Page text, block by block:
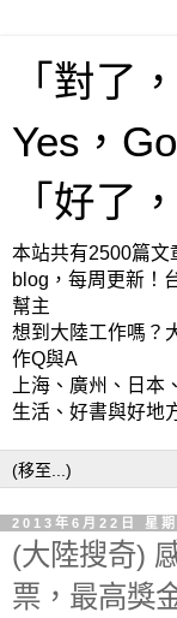
「對了
Yes，
「好了
本站共有2500篇文
blog，每周更新！
幫主
想到大陸工作嗎？
作Q與A
上海、廣州、日本
生活、好書與好地
2013年6月22日 星期
(大陸搜奇)
票，最高獎